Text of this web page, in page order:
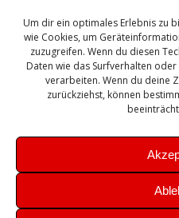
Um dir ein optimales Erlebnis zu
wie Cookies, um
zuzugreifen. Wenn du diesen
Daten wie das Surfverhalten
verarbeiten. Wenn du deine
zurückziehst, können
Sanierung SBS
Sicherung SIEM
Update Upgrade
VMWare VPN